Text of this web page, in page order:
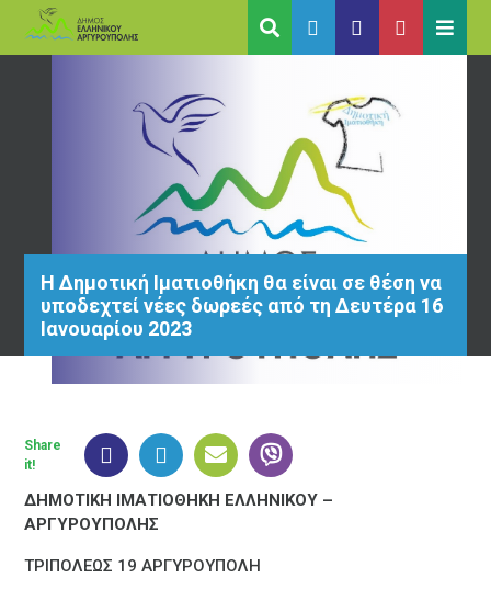
Η Δημοτική Ιματιοθήκη θα είναι σε θέση να
υποδεχτεί νέες δωρεές από τη Δευτέρα 16
Ιανουαρίου 2023
ΔΗΜΟΤΙΚΗ ΙΜΑΤΙΟΘΗΚΗ ΕΛΛΗΝΙΚΟΥ –
ΑΡΓΥΡΟΥΠΟΛΗΣ
ΤΡΙΠΟΛΕΩΣ 19 ΑΡΓΥΡΟΥΠΟΛΗ
Share
it!